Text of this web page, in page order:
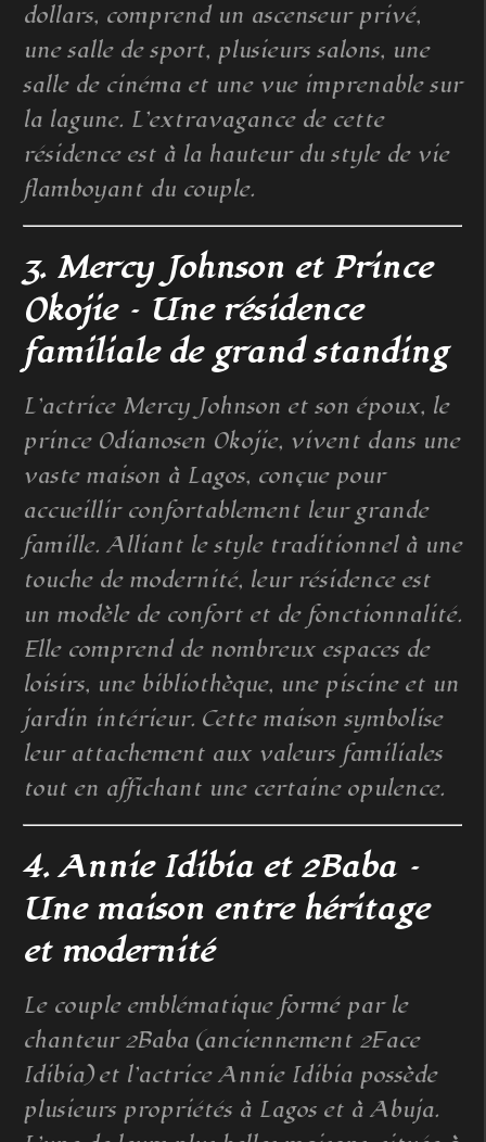
dollars, comprend un ascenseur privé,
une salle de sport, plusieurs salons, une
salle de cinéma et une vue imprenable sur
la lagune. L’extravagance de cette
résidence est à la hauteur du style de vie
flamboyant du couple.
3. Mercy Johnson et Prince
Okojie – Une résidence
familiale de grand standing
L’actrice Mercy Johnson et son époux, le
prince Odianosen Okojie, vivent dans une
vaste maison à Lagos, conçue pour
accueillir confortablement leur grande
famille. Alliant le style traditionnel à une
touche de modernité, leur résidence est
un modèle de confort et de fonctionnalité.
Elle comprend de nombreux espaces de
loisirs, une bibliothèque, une piscine et un
jardin intérieur. Cette maison symbolise
leur attachement aux valeurs familiales
tout en affichant une certaine opulence.
4. Annie Idibia et 2Baba –
Une maison entre héritage
et modernité
Le couple emblématique formé par le
chanteur 2Baba (anciennement 2Face
Idibia) et l’actrice Annie Idibia possède
plusieurs propriétés à Lagos et à Abuja.